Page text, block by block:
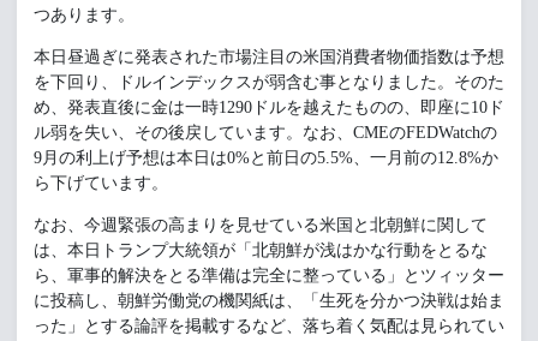
つあります。
本日昼過ぎに発表された市場注目の米国消費者物価指数は予想
を下回り、ドルインデックスが弱含む事となりました。そのた
め、発表直後に金は一時1290ドルを越えたものの、即座に10ド
ル弱を失い、その後戻しています。なお、CMEのFEDWatchの
9月の利上げ予想は本日は0%と前日の5.5%、一月前の12.8%か
ら下げています。
なお、今週緊張の高まりを見せている米国と北朝鮮に関して
は、本日トランプ大統領が「北朝鮮が浅はかな行動をとるな
ら、軍事的解決をとる準備は完全に整っている」とツィッター
に投稿し、朝鮮労働党の機関紙は、「生死を分かつ決戦は始ま
った」とする論評を掲載するなど、落ち着く気配は見られてい